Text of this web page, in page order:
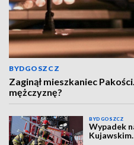
BYDGOSZCZ
Zaginął mieszkaniec
mężczyznę?
BYDGOSZCZ
Wypadek